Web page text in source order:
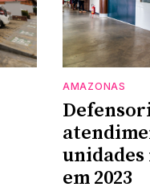
AMAZONAS
unidades
em 2023